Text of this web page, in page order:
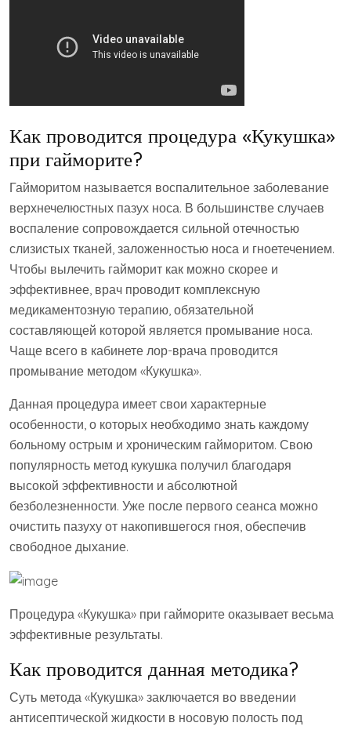
Как проводится процедура «Кукушка»
при гайморите?
Гайморитом называется воспалительное заболевание
верхнечелюстных пазух носа. В большинстве случаев
воспаление сопровождается сильной отечностью
слизистых тканей, заложенностью носа и гноетечением.
Чтобы вылечить гайморит как можно скорее и
эффективнее, врач проводит комплексную
медикаментозную терапию, обязательной
составляющей которой является промывание носа.
Чаще всего в кабинете лор-врача проводится
промывание методом «Кукушка».
Данная процедура имеет свои характерные
особенности, о которых необходимо знать каждому
больному острым и хроническим гайморитом. Свою
популярность метод кукушка получил благодаря
высокой эффективности и абсолютной
безболезненности. Уже после первого сеанса можно
очистить пазуху от накопившегося гноя, обеспечив
свободное дыхание.
Процедура «Кукушка» при гайморите оказывает весьма
эффективные результаты.
Как проводится данная методика?
Суть метода «Кукушка» заключается во введении
антисептической жидкости в носовую полость под